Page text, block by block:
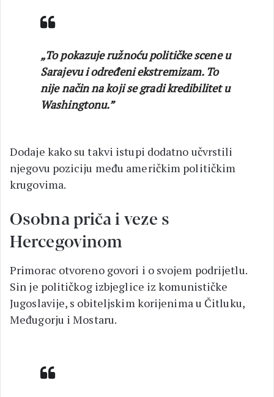
„To pokazuje ružnoću političke scene u
Sarajevu i određeni ekstremizam. To
nije način na koji se gradi kredibilitet u
Washingtonu.”
Dodaje kako su takvi istupi dodatno učvrstili
njegovu poziciju među američkim političkim
krugovima.
Osobna priča i veze s
Hercegovinom
Primorac otvoreno govori i o svojem podrijetlu.
Sin je političkog izbjeglice iz komunističke
Jugoslavije, s obiteljskim korijenima u Čitluku,
Međugorju i Mostaru.